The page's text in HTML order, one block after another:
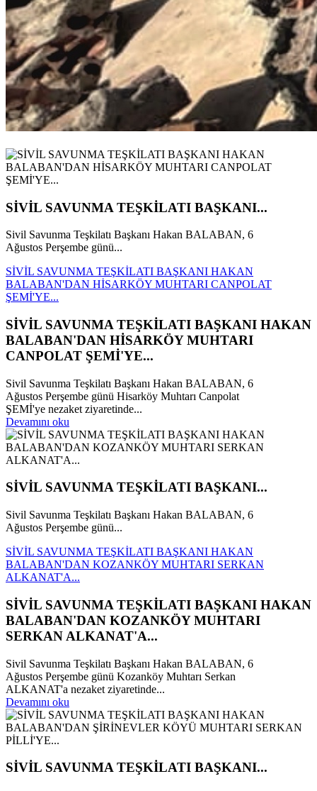
SİVİL SAVUNMA TEŞKİLATI BAŞKANI...
Sivil Savunma Teşkilatı Başkanı Hakan BALABAN, 6
Ağustos Perşembe günü...
SİVİL SAVUNMA TEŞKİLATI BAŞKANI HAKAN
BALABAN'DAN HİSARKÖY MUHTARI CANPOLAT
ŞEMİ'YE...
SİVİL SAVUNMA TEŞKİLATI BAŞKANI HAKAN
BALABAN'DAN HİSARKÖY MUHTARI
CANPOLAT ŞEMİ'YE...
Sivil Savunma Teşkilatı Başkanı Hakan BALABAN, 6
Ağustos Perşembe günü Hisarköy Muhtarı Canpolat
ŞEMİ'ye nezaket ziyaretinde...
Devamını oku
SİVİL SAVUNMA TEŞKİLATI BAŞKANI...
Sivil Savunma Teşkilatı Başkanı Hakan BALABAN, 6
Ağustos Perşembe günü...
SİVİL SAVUNMA TEŞKİLATI BAŞKANI HAKAN
BALABAN'DAN KOZANKÖY MUHTARI SERKAN
ALKANAT'A...
SİVİL SAVUNMA TEŞKİLATI BAŞKANI HAKAN
BALABAN'DAN KOZANKÖY MUHTARI
SERKAN ALKANAT'A...
Sivil Savunma Teşkilatı Başkanı Hakan BALABAN, 6
Ağustos Perşembe günü Kozanköy Muhtarı Serkan
ALKANAT'a nezaket ziyaretinde...
Devamını oku
SİVİL SAVUNMA TEŞKİLATI BAŞKANI...